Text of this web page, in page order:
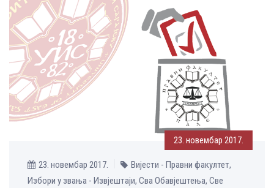
23. новембар 2017.
23. новембар 2017.
Вијести - Правни факултет,
Избори у звања - Извјештаји, Сва Обавјештења, Све